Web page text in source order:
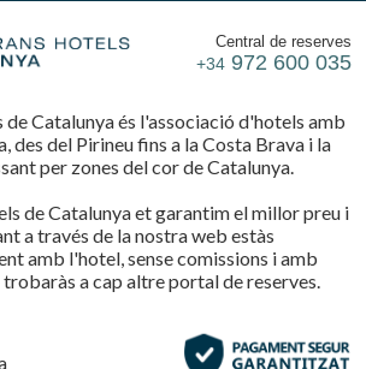
Central de reserves
+34 972 600 035
Catalunya és l'associació d'hotels amb
des del Pirineu fins a la Costa Brava i la
per zones del cor de Catalunya.
de Catalunya et garantim el millor preu i
a través de la nostra web estàs
amb l'hotel, sense comissions i amb
a cap altre portal de reserves.